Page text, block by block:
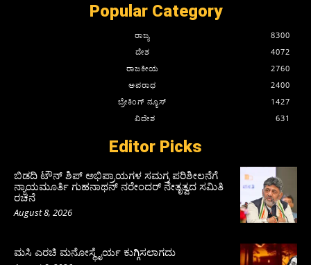
Popular Category
ರಾಜ್ಯ
8300
ದೇಶ
4072
ರಾಜಕೀಯ
2760
ಅಪರಾಧ
2400
ಬ್ರೇಕಿಂಗ್ ನ್ಯೂಸ್
1427
ವಿದೇಶ
631
Editor Picks
ಬಿಡದಿ ಟೌನ್ ಶಿಪ್ ಅಭಿಪ್ರಾಯಗಳ ಸಮಗ್ರ ಪರಿಶೀಲನೆಗೆ
ನ್ಯಾಯಮೂರ್ತಿ ಗುಹನಾಥನ್ ನರೇಂದರ್ ನೇತೃತ್ವದ ಸಮಿತಿ
ರಚನೆ
August 8, 2026
ಮಸಿ ಎರಚಿ ಮನೋಸ್ಥೈರ್ಯ ಕುಗ್ಗಿಸಲಾಗದು